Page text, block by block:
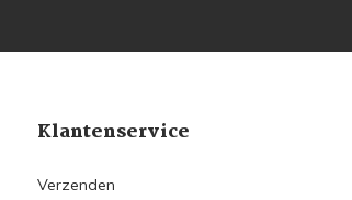
Klantenservice
Verzenden